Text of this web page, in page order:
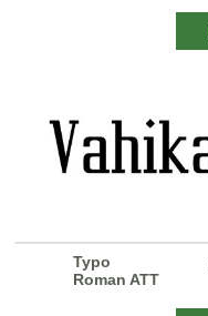
Typo
Roman ATT